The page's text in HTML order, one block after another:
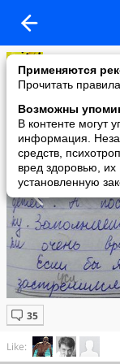
Применяются
Прочитать
Возможны
В контенте могут
информация.
средств,
вред здоровью,
установленную
ЮМОР
added a photo
12 Jun в 20:03
Like: